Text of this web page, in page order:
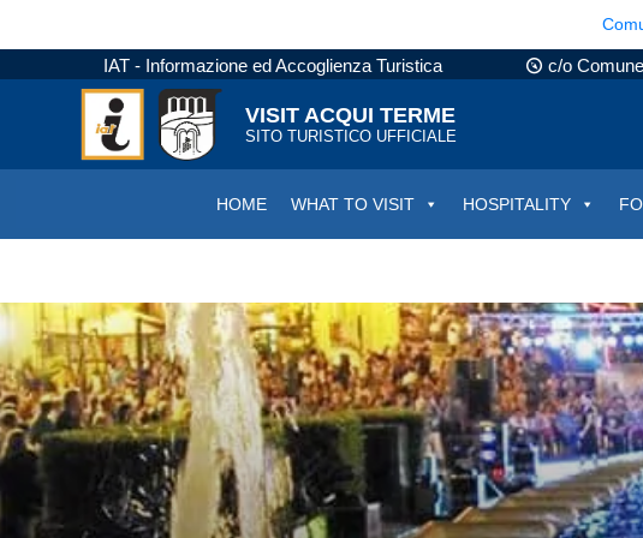
IAT - Informazione ed Accoglienza Turistica c/o
VISIT ACQUI TERME
SITO TURISTICO UFFICIALE
HOME WHAT TO VISIT HOSPITALITY